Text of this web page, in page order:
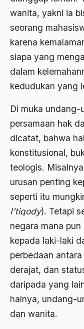
wanita, yakni ia
seorang
karena
siapa yang
dalam
kedudukan yang
Di muka undang-
persamaan hak
dicatat, bahwa
konstitusional,
teologis.
urusan penting
seperti itu
I’tiqody). Tetapi
negara mana
kepada laki-laki
perbedaan
derajat, dan
daripada yang
halnya, undang-
dan wanita.
Ahmad Dhani
Ahmad Hasan Rurbi
Ahmad Khomeini
Ahmad Tirtisudiro
ahmad wahib
Ahmad Wahid
Ahmadiyah
Airport
Airport Changi
Airport Noto Hadi
Ajaran AGama
Ajaran Agama Islam
Ajaran Islam
ajaran
Ajengan SIngaparna